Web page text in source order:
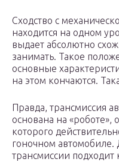
Сходство с
находится на одном
выдает абсолютно
занимать. Такое
основные
на этом кончаются.
Правда, трансмиссия
основана на «роботе»,
которого
гоночном автомобиле.
трансмиссии подходит